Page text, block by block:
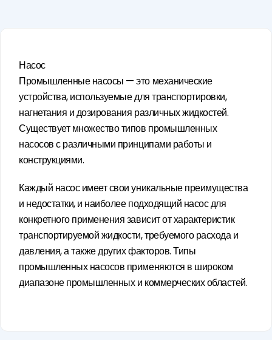
Насос
Промышленные насосы — это механические
устройства, используемые для транспортировки,
нагнетания и дозирования различных жидкостей.
Существует множество типов промышленных
насосов с различными принципами работы и
конструкциями.
Каждый насос имеет свои уникальные преимущества
и недостатки, и наиболее подходящий насос для
конкретного применения зависит от характеристик
транспортируемой жидкости, требуемого расхода и
давления, а также других факторов. Типы
промышленных насосов применяются в широком
диапазоне промышленных и коммерческих областей.